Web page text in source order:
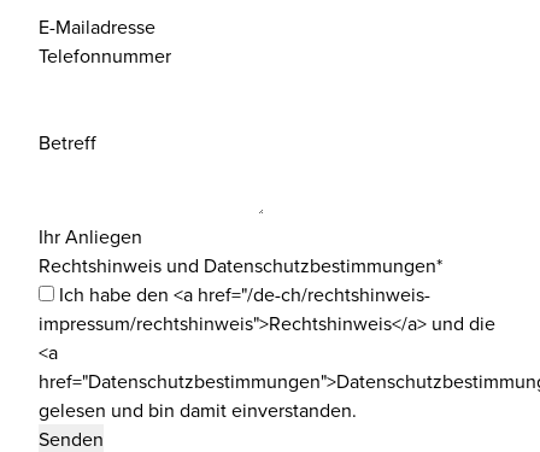
E-Mailadresse
Telefonnummer
Betreff
Ihr Anliegen
Rechtshinweis und Datenschutzbestimmungen*
Ich habe den <a href="/de-ch/rechtshinweis-
impressum/rechtshinweis">Rechtshinweis</a> und die
<a
gelesen und bin damit einverstanden.